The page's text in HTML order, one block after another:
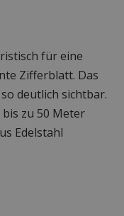
für eine
Zifferblatt. Das
deutlich sichtbar.
zu 50 Meter
Edelstahl